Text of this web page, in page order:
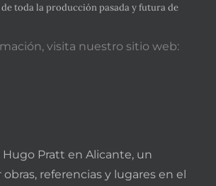
toda la producción pasada y futura de
visita nuestro sitio web:
Hugo Pratt en Alicante, un
referencias y lugares en el